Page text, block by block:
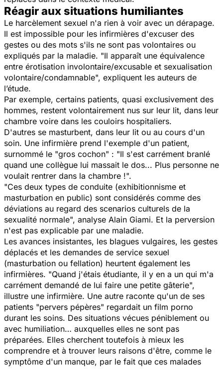
Réagir aux situations humiliantes
Le harcèlement sexuel n'a rien à voir avec un dérapage.
Il est impossible pour les infirmières d'excuser des
gestes ou des mots s'ils ne sont pas volontaires ou
expliqués par la maladie. "Il apparaît une équivalence
entre érotisation involontaire/excusable et sexualisation
volontaire/condamnable", expliquent les auteurs de
l’étude.
Par exemple, certains patients, quasi exclusivement des
hommes, restent volontairement nus sur leur lit, dans leur
chambre voire dans les couloirs hospitaliers.
D'autres se masturbent, dans leur lit ou au cours d'un
soin. Une infirmière prend l'exemple d'un patient,
surnommé le "gros cochon" : "Il s'est carrément branlé
quand une collègue lui massait le dos... Plus personne ne
voulait rentrer dans la chambre !".
"Ces deux types de conduite (exhibitionnisme et
masturbation en public) sont considérés comme des
déviations au regard des scenarios culturels de la
sexualité normale", analyse Alain Giami. Et la perversion
n'est pas explicable par une maladie.
Les avances insistantes, les blagues vulgaires, les gestes
déplacés et les demandes de service sexuel
(masturbation ou fellation) heurtent également les
infirmières. "Quand j'étais étudiante, il y en a un qui m'a
carrément demandé de lui faire une petite gâterie",
illustre une infirmière. Une autre raconte qu'un de ses
patients "pervers pépères" regardait un film porno
durant les soins. Des situations vécues péniblement ou
avec humiliation… auxquelles elles ne sont pas
préparées. Elles cherchent toutefois à mieux les
comprendre et à trouver leurs raisons d'être, comme le
symptôme d'un manque, par le fait que ces malades